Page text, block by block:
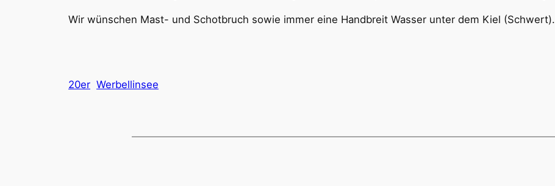
Wir wünschen Mast- und Schotbruch sowie immer eine Handbreit Wasser unter dem Kiel (Schwert).
20er Werbellinsee